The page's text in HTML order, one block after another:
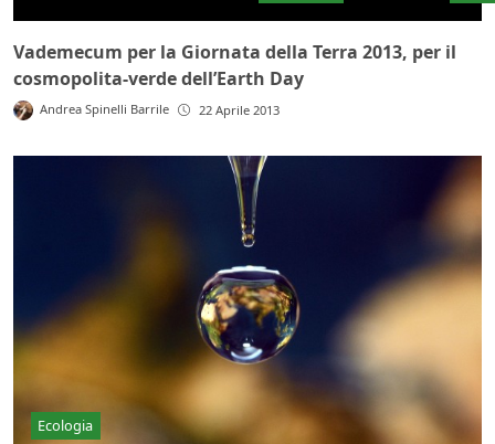
Vademecum per la Giornata della Terra 2013, per il
cosmopolita-verde dell’Earth Day
Andrea Spinelli Barrile 22 Aprile 2013
Ecologia